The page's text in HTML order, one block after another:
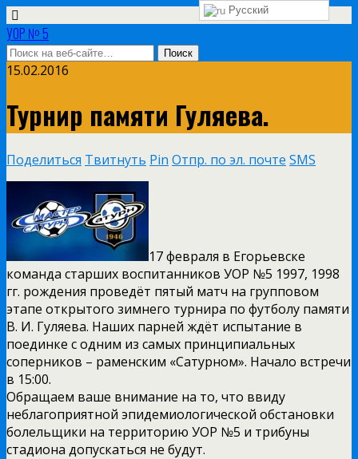
УОР № 5
15.02.2016
Турнир памяти Гуляева.
Поделиться Твитнуть Pin Отпр. по эл. почте SMS
17 февраля в Егорьевске
команда старших воспитанников УОР №5 1997, 1998
гг. рождения проведёт пятый матч на групповом
этапе открытого зимнего турнира по футболу памяти
В. И. Гуляева. Наших парней ждёт испытание в
поединке с одним из самых принципиальных
соперников – раменским «Сатурном». Начало встречи
в 15:00.
Обращаем ваше внимание на то, что ввиду
неблагоприятной эпидемиологической обстановки
болельщики на территорию УОР №5 и трибуны
стадиона допускаться не будут.
Русский